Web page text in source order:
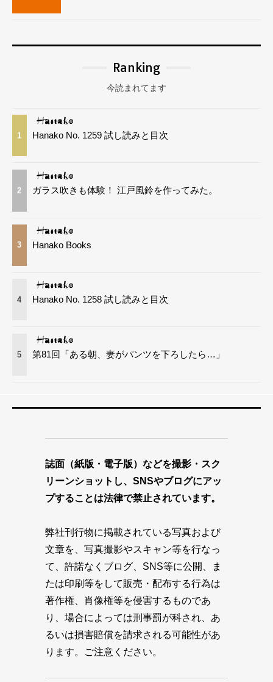
Ranking
今読まれてます
1 Hanako No. 1259 試し読みと目次
2 ガラス吹きも体験！ 江戸風鈴を作ってみた。
3 Hanako Books
4 Hanako No. 1258 試し読みと目次
5 第81回「ある朝、妻がパンツを下ろしたら…」
誌面（紙版・電子版）などを撮影・スク
リーンショットし、SNSやブログにアッ
プすることは法律で禁止されています。
弊社刊行物に掲載されている写真および
文章を、写真撮影やスキャン等を行なっ
て、許諾なくブログ、SNS等に公開、ま
たは印刷等をして販売・配布する行為は
著作権、肖像権等を侵害するものであ
り、場合によっては刑事罰が科され、あ
るいは損害賠償を請求される可能性があ
ります。ご注意ください。